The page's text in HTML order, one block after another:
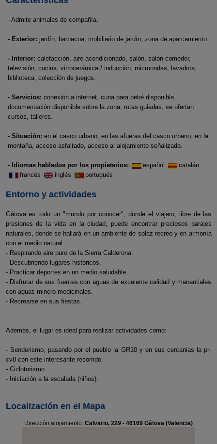
- Admite animales de compañía.
- Exterior: jardín, barbacoa, mobiliario de jardín, zona de aparcamiento.
- Interior: calefacción, aire acondicionado, salón, salón-comedor,
televisión, cocina, vitrocerámica / inducción, microondas, lavadora,
biblioteca, colección de juegos.
- Servicios: conexión a internet, cuna para bebé disponible,
documentación disponible sobre la zona, rutas guiadas, se ofertan
cursos, talleres.
- Situación: en el casco urbano, en las afueras del casco urbano, en la
montaña, acceso asfaltado, acceso al alojamiento señalizado.
- Idiomas hablados por los propietarios: español
catalán
francés
inglés portugués
Entorno y actividades
Gátova es todo un "mundo por conocer", donde el viajero, libre de las
presiones de la vida en la ciudad, puede encontrar preciosos parajes
naturales, donde se hallará en un ambiente de solaz recreo y en armonía
con el medio natural:
- Respirando aire puro de la Sierra Calderona.
- Descubriendo lugares históricos.
- Practicar deportes en un medio saludable.
- Disfrutar de sus fuentes con aguas de excelente calidad y manantiales
con aguas minero-medicinales.
- Recrearse en sus fiestas.
Además, el lugar es ideal para realizar actividades como:
- Senderismo, pasando por el pueblo la GR10 y en sus cercanias la pr-
cv8 con este interesante recorrido.
- Cicloturismo.
- Iniciación a la escalada (niños).
Localización en el Mapa
Dirección alojamiento: Calvario, 229 - 46169 Gátova (Valencia)